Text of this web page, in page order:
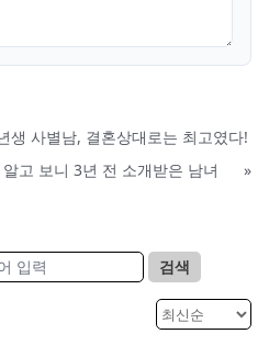
생 사별남, 결혼상대로는 최고였다!
고 보니 3년 전 소개받은 남녀
»
검색